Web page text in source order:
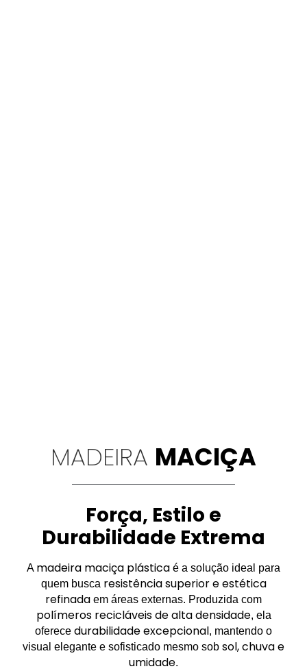
MADEIRA MACIÇA
Força, Estilo e
Durabilidade Extrema
A madeira maciça plástica é a solução ideal para
quem busca resistência superior e estética
refinada em áreas externas. Produzida com
polímeros recicláveis de alta densidade, ela
oferece durabilidade excepcional, mantendo o
visual elegante e sofisticado mesmo sob sol, chuva e
umidade.